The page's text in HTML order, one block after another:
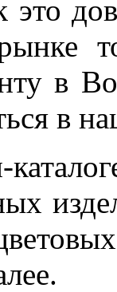
это
в
в